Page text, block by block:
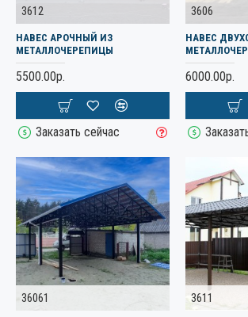
3612
НАВЕС АРОЧНЫЙ ИЗ
МЕТАЛЛОЧЕРЕПИЦЫ
5500.00р.
Заказать сейчас
3606
НАВЕС
6000.00р.
36061 3611